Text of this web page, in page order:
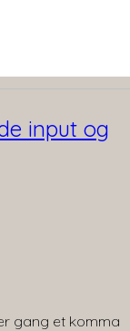
input og
gang et komma